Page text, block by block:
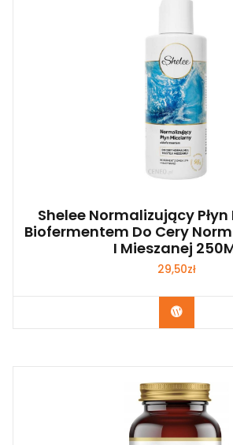
Shelee Normalizujący
Biofermentem Do Cery
I Mieszanej
29,50zł
Zobacz